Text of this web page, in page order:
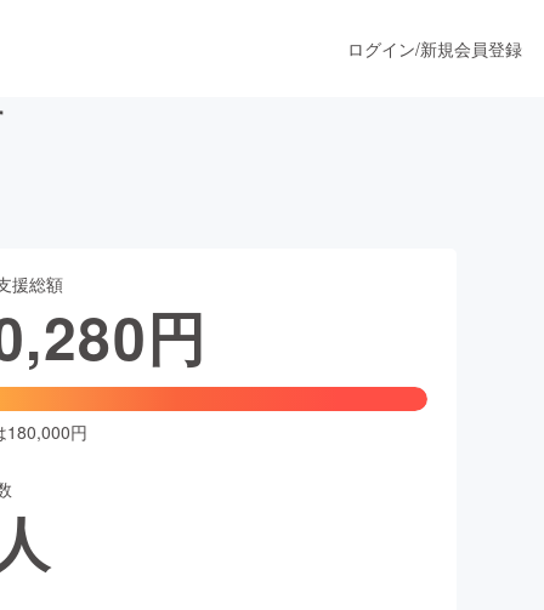
ファッション
ログイン/新規会員登録
援総額
円
180,000円